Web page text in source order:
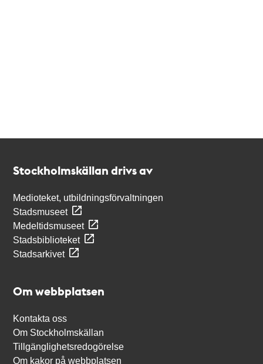
Stockholmskällan drivs av
Medioteket, utbildningsförvaltningen
Stadsmuseet
Medeltidsmuseet
Stadsbiblioteket
Stadsarkivet
Om webbplatsen
Kontakta oss
Om Stockholmskällan
Tillgänglighetsredogörelse
Om kakor på webbplatsen